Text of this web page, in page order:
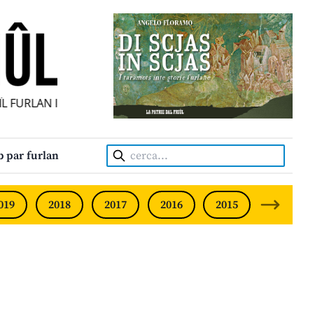
INDIPENDENT • INDEPENDENT FRIULIAN
par furlan Cerca:
2018 2017 2016 2015 2014